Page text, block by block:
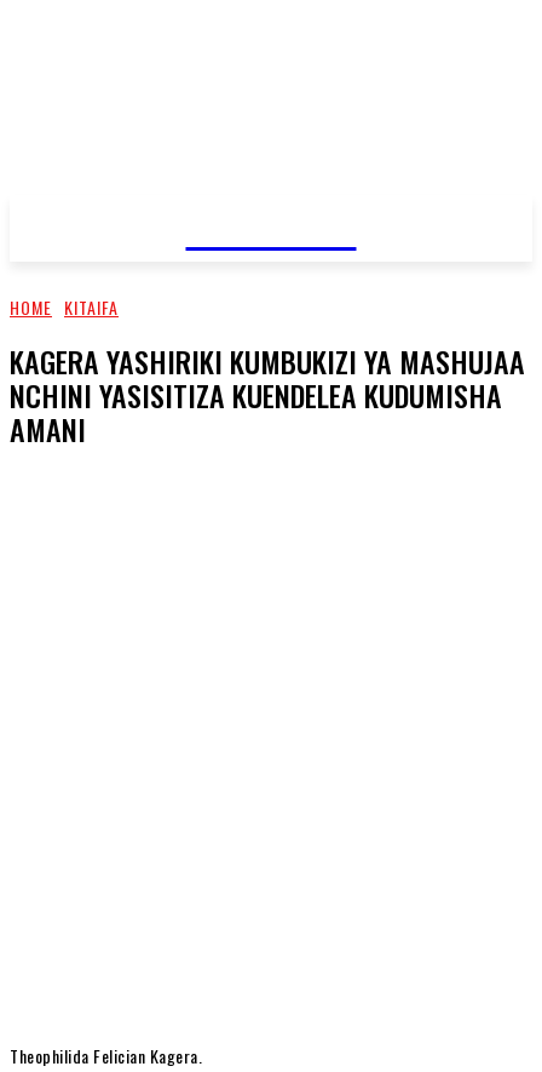
HOME KITAIFA
KAGERA YASHIRIKI KUMBUKIZI YA MASHUJAA
NCHINI YASISITIZA KUENDELEA KUDUMISHA
AMANI
Theophilida Felician Kagera.